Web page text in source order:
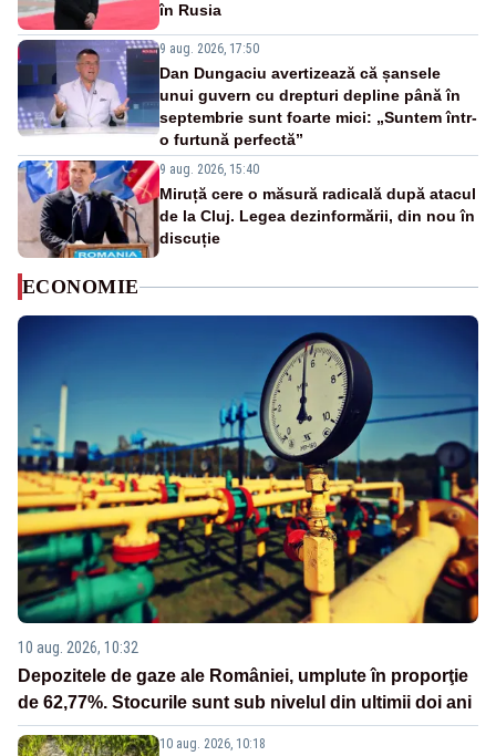
în Rusia
9 aug. 2026, 17:50
Dan Dungaciu avertizează că șansele
unui guvern cu drepturi depline până în
septembrie sunt foarte mici: „Suntem într-
o furtună perfectă”
9 aug. 2026, 15:40
Miruță cere o măsură radicală după atacul
de la Cluj. Legea dezinformării, din nou în
discuție
ECONOMIE
10 aug. 2026, 10:32
Depozitele de gaze ale României, umplute în proporţie
de 62,77%. Stocurile sunt sub nivelul din ultimii doi ani
10 aug. 2026, 10:18